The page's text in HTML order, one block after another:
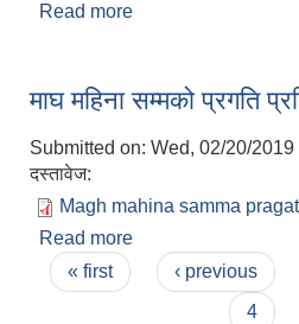
Read more
माघ महिना सम्मको प्रगति
Submitted on: Wed, 02/20/2019
दस्तावेज:
Magh mahina samma
Read more
Pages
« first ‹ previous
4